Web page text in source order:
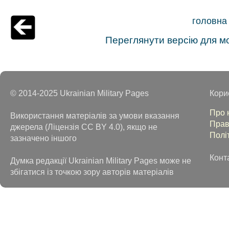
головна
Переглянути версію для
© 2014-2025 Ukrainian Military Pages
Використання матеріалів за умови вказання
джерела (Ліцензія CC BY 4.0), якщо не
зазначено іншого
Думка редакції Ukrainian Military Pages може не
збігатися із точкою зору авторів матеріалів
Про